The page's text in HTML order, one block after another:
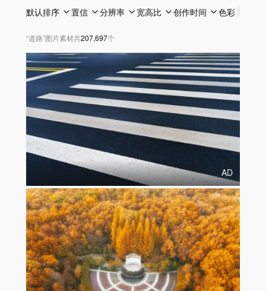
默认排序 置信 分辨率 宽高比 创作时间 色彩
“道路”图片素材共207,697个
AD